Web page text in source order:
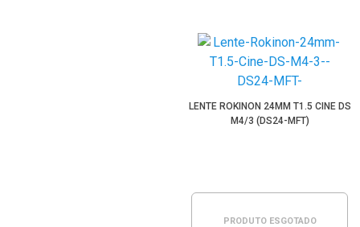
LENTE ROKINON 24MM T1.5 CINE DS
M4/3 (DS24-MFT)
PRODUTO ESGOTADO